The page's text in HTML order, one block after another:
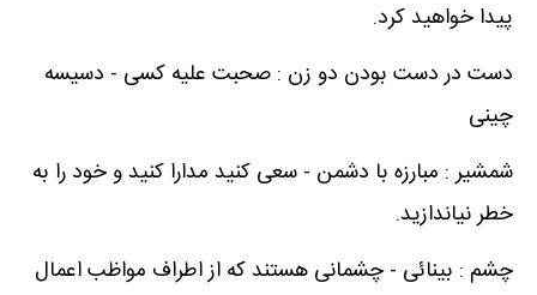
پیدا خواهید کرد.
دست در دست بودن دو زن : صحبت علیه کسی - دسیسه
چینی
شمشیر : مبارزه با دشمن - سعی کنید مدارا کنید و خود را به
خطر نیاندازید.
چشم : بینائی - چشمانی هستند که از اطراف مواظب اعمال